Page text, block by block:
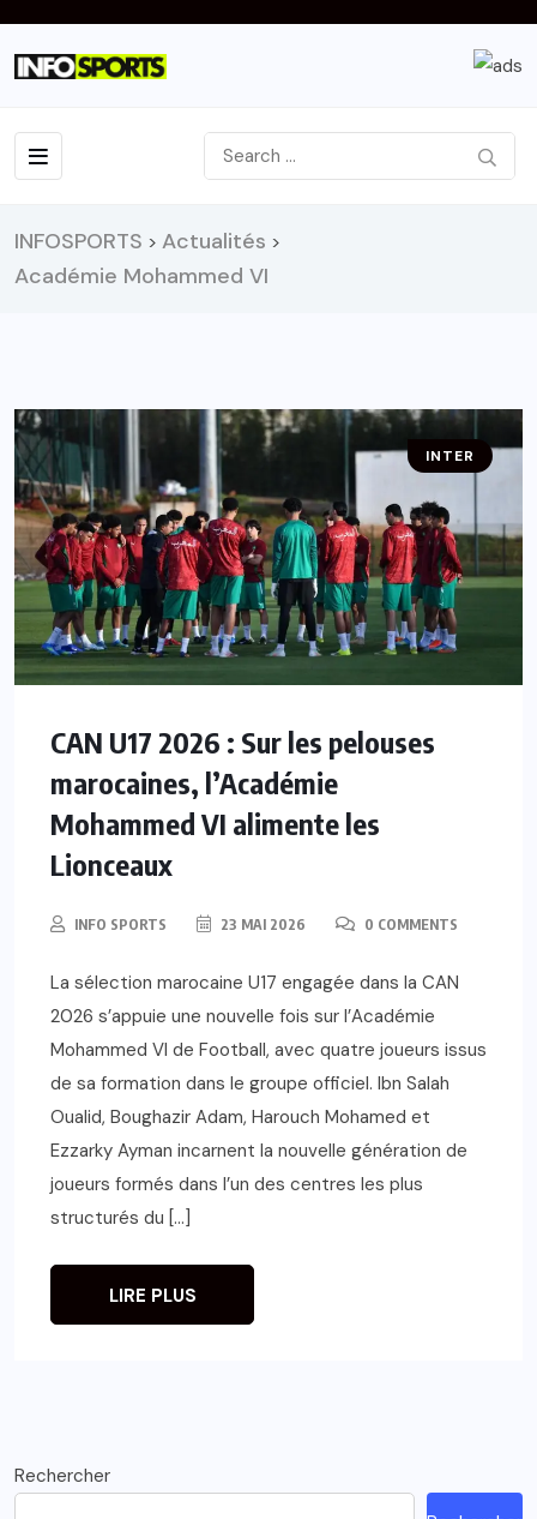
INFOSPORTS > Actualités >
Académie Mohammed VI
INTER
CAN U17 2026 : Sur les pelouses
marocaines, l’Académie
Mohammed VI alimente les
Lionceaux
INFO SPORTS 23 MAI 2026 0 COMMENTS
La sélection marocaine U17 engagée dans la CAN
2026 s’appuie une nouvelle fois sur l’Académie
Mohammed VI de Football, avec quatre joueurs issus
de sa formation dans le groupe officiel. Ibn Salah
Oualid, Boughazir Adam, Harouch Mohamed et
Ezzarky Ayman incarnent la nouvelle génération de
joueurs formés dans l’un des centres les plus
structurés du […]
LIRE PLUS
Rechercher